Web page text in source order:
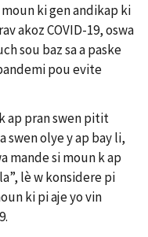
ki gen andikap ki
akoz COVID-19, oswa
sou baz sa a paske
pou evite
ap pran swen pitit
swen olye y ap bay li,
mande si moun k ap
lè w konsidere pi
ki pi aje yo vin